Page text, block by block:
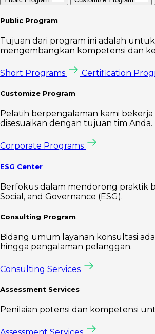
Public Program
Tujuan dari program ini adalah
mengembangkan kompetensi dan
Short Programs Certification
Customize Program
Pelatih berpengalaman kami
disesuaikan dengan tujuan tim
Corporate Programs
ESG Center
Berfokus dalam mendorong praktik
Social, and Governance (ESG).
Consulting Program
Bidang umum layanan konsultasi
hingga pengalaman pelanggan.
Consulting Services
Assessment Services
Penilaian potensi dan kompetensi